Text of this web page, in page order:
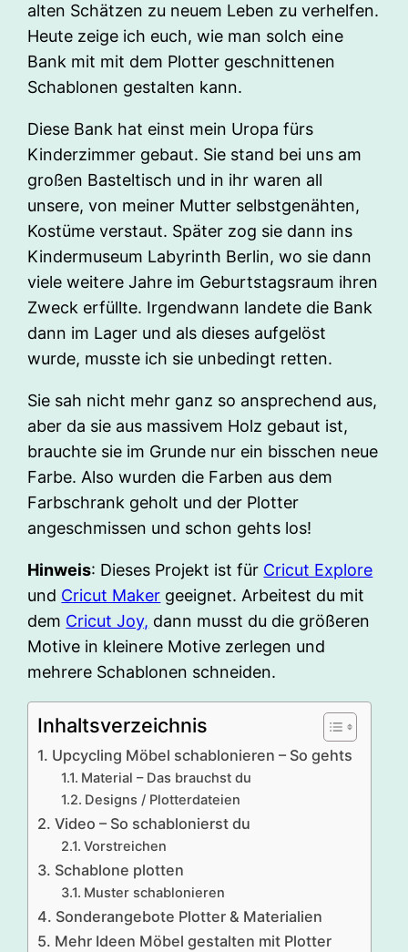
alten Schätzen zu neuem Leben zu verhelfen.
Heute zeige ich euch, wie man solch eine
Bank mit mit dem Plotter geschnittenen
Schablonen gestalten kann.
Diese Bank hat einst mein Uropa fürs
Kinderzimmer gebaut. Sie stand bei uns am
großen Basteltisch und in ihr waren all
unsere, von meiner Mutter selbstgenähten,
Kostüme verstaut. Später zog sie dann ins
Kindermuseum Labyrinth Berlin, wo sie dann
viele weitere Jahre im Geburtstagsraum ihren
Zweck erfüllte. Irgendwann landete die Bank
dann im Lager und als dieses aufgelöst
wurde, musste ich sie unbedingt retten.
Sie sah nicht mehr ganz so ansprechend aus,
aber da sie aus massivem Holz gebaut ist,
brauchte sie im Grunde nur ein bisschen neue
Farbe. Also wurden die Farben aus dem
Farbschrank geholt und der Plotter
angeschmissen und schon gehts los!
Hinweis: Dieses Projekt ist für Cricut Explore
und Cricut Maker geeignet. Arbeitest du mit
dem Cricut Joy, dann musst du die größeren
Motive in kleinere Motive zerlegen und
mehrere Schablonen schneiden.
Inhaltsverzeichnis
Upcycling Möbel schablonieren – So gehts
Material – Das brauchst du
Designs / Plotterdateien
Video – So schablonierst du
Vorstreichen
Schablone plotten
Muster schablonieren
Sonderangebote Plotter & Materialien
Mehr Ideen Möbel gestalten mit Plotter